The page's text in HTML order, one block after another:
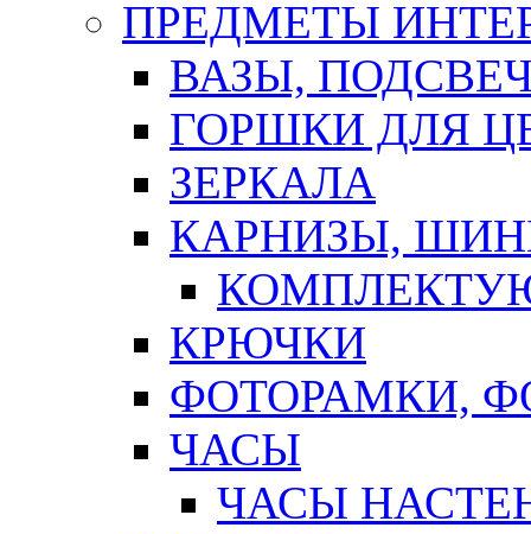
ПРЕДМЕТЫ
ВАЗЫ,
ГОРШКИ ДЛЯ
ЗЕРКАЛА
КАРНИЗЫ,
КРЮЧКИ
ФОТОРАМКИ,
ЧАСЫ
ЧАСЫ